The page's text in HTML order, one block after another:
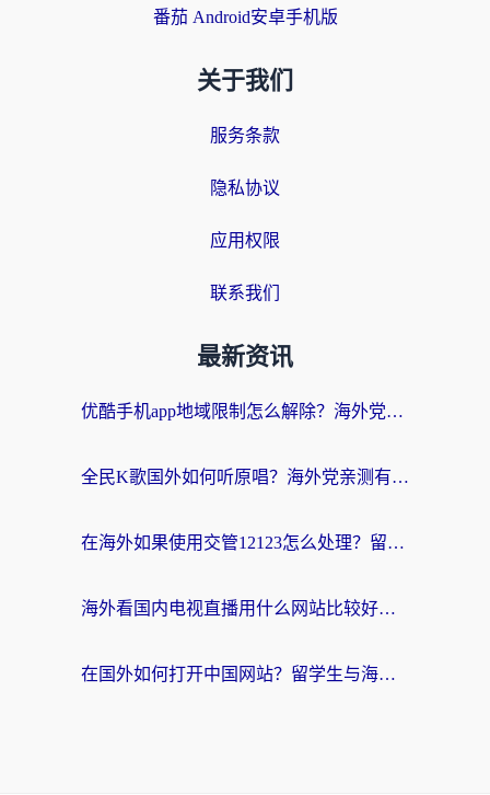
番茄 Android安卓手机版
关于我们
服务条款
隐私协议
应用权限
联系我们
最新资讯
优酷手机app地域限制怎么解除？海外党亲测有效的追剧方案
全民K歌国外如何听原唱？海外党亲测有效的回国加速器选择指南
在海外如果使用交管12123怎么处理？留学生亲测有效的回国加速方案
海外看国内电视直播用什么网站比较好？一篇解决你所有追剧难题的实用指南
在国外如何打开中国网站？留学生与海外华人的无缝访问指南